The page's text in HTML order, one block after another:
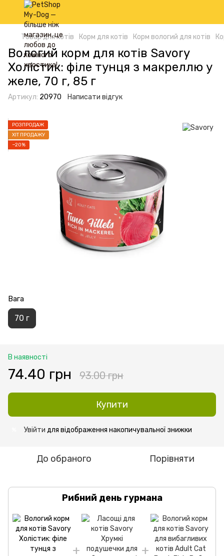
Товар для котів Корм для котів Корм вологий для котів
Вологий корм для котів Savory
Холістик: філе тунця з макреллю у
желе, 70 г, 85 г
Артикул: 20970 Написати відгук
РОЗПРОДАЖ
ХІТ ПРОДАЖУ
−20%
Вага
70 г
В наявності
74.40 грн 93.00 грн
Купити
Увійти для відображення накопичувальної знижки
До обраного Порівняти
Рибний день гурмана